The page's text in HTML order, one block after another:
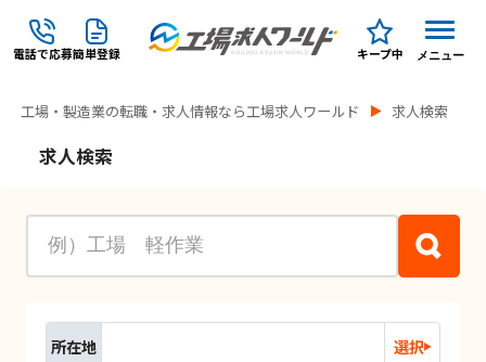
電話で応募簡単登録 キープ中 メニュー
工場・製造業の転職・求人情報なら工場求人ワールド 求人検索
求人検索
所在地 選択